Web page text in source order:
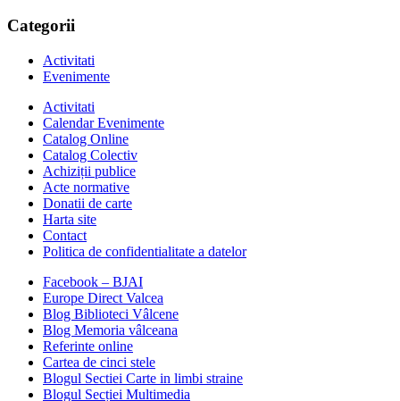
Categorii
Activitati
Evenimente
Activitati
Calendar Evenimente
Catalog Online
Catalog Colectiv
Achiziții publice
Acte normative
Donatii de carte
Harta site
Contact
Politica de confidentialitate a datelor
Facebook – BJAI
Europe Direct Valcea
Blog Biblioteci Vâlcene
Blog Memoria vâlceana
Referinte online
Cartea de cinci stele
Blogul Sectiei Carte in limbi straine
Blogul Secției Multimedia